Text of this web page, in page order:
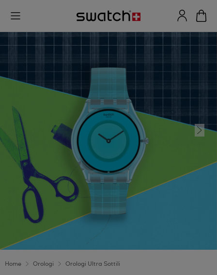
Home Orologi Orologi Ultra Sottili